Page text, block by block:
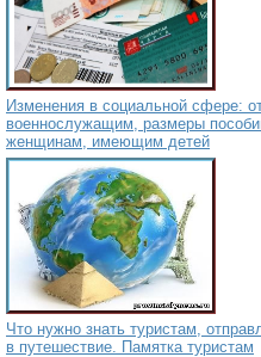
Изменения в социальной сфере:
военнослужащим, размеры
женщинам, имеющим детей
Что нужно знать туристам,
в путешествие. Памятка туристам